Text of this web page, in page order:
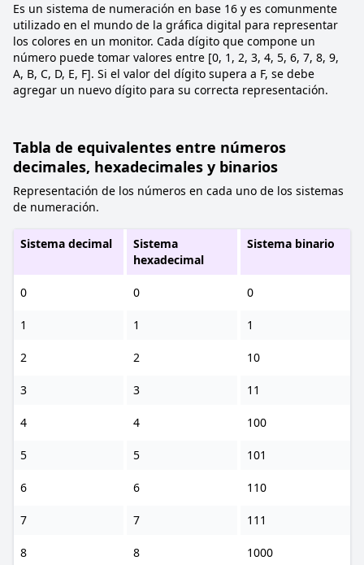
Es un sistema de numeración en base 16 y es comunmente
utilizado en el mundo de la gráfica digital para representar
los colores en un monitor. Cada dígito que compone un
número puede tomar valores entre [0, 1, 2, 3, 4, 5, 6, 7, 8, 9,
A, B, C, D, E, F]. Si el valor del dígito supera a F, se debe
agregar un nuevo dígito para su correcta representación.
Tabla de equivalentes entre números
decimales, hexadecimales y binarios
Representación de los números en cada uno de los sistemas
de numeración.
Sistema decimal
Sistema
hexadecimal
Sistema binario
0 0 0
1 1 1
2 2 10
3 3 11
4 4 100
5 5 101
6 6 110
7 7 111
8 8 1000